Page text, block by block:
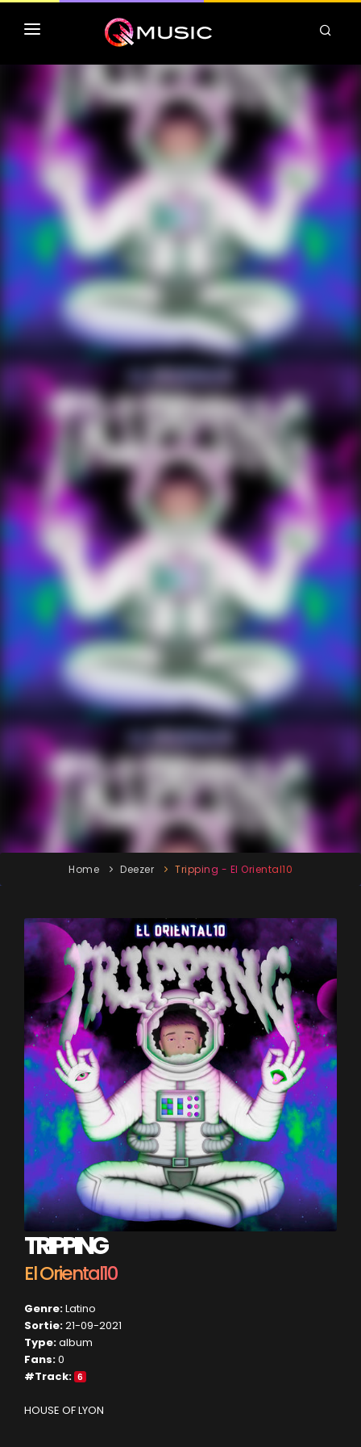
TOP MP3 ITUNES
TOP ALBUMS ITUNES
CLASSEMENT DEEZER
Home Deezer Tripping - El Oriental10
TRIPPING
El Oriental10
Genre:Latino
Sortie:21-09-2021
Type:album
Fans:0
#Track: 6
HOUSE OF LYON